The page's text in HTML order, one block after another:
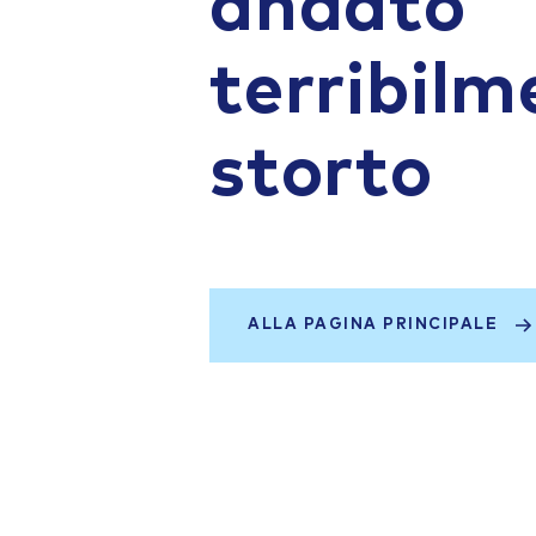
storto
ALLA PAGINA PRINCIPALE